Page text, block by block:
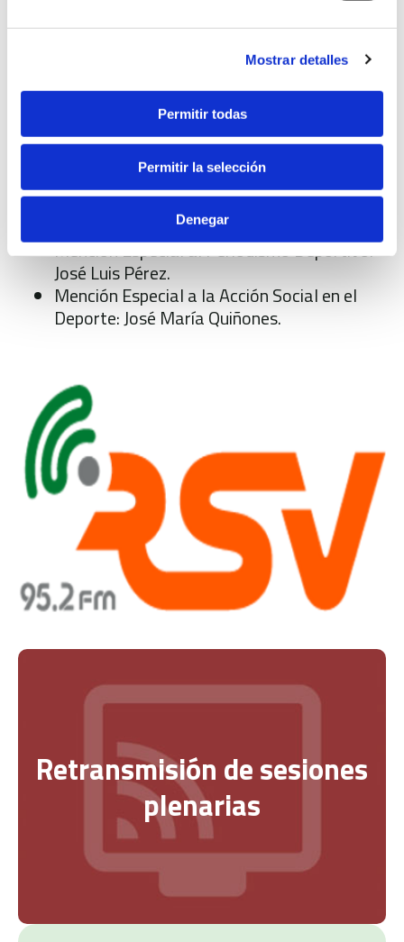
Mostrar detalles
Permitir todas
Permitir la selección
Denegar
Vicente (Infantil).
Además de la mención especial otorgada al cine
La Esperanza, se han reconocido a cinco
sanvicenteros más con:
Mención Especial a la Excelencia Deportiva:
Juan Escarré.
Mención Especial al Reconocimiento
Internacional: Fernando Carratalá.
Mención Especial a la Trayectoria
Deportiva: Vicente Muñoz.
Mención Especial al Periodismo Deportivo:
José Luis Pérez.
Mención Especial a la Acción Social en el
Deporte: José María Quiñones.
Retransmisión de sesiones
plenarias